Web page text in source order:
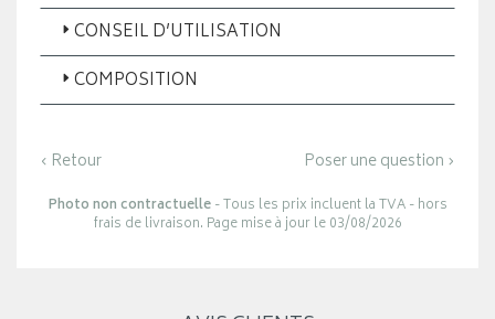
CONSEIL D’UTILISATION
COMPOSITION
‹ Retour Poser une question ›
Photo non contractuelle- Tous les prix incluent la TVA - hors
frais de livraison. Page mise à jour le 03/08/2026